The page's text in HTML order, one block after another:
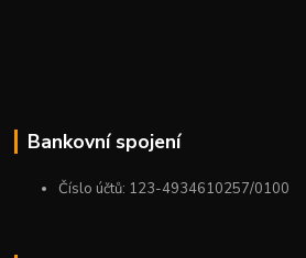
Bankovní spojení
Číslo účtů: 123-4934610257/0100